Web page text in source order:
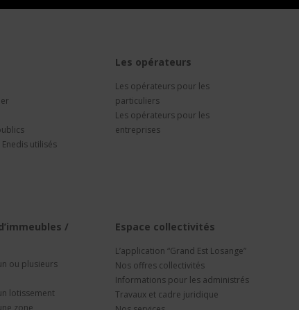
utilisés
Les opérateurs
Les opérateurs pour les
particuliers
Les opérateurs pour les
entreprises
/
ou plusieurs
lotissement
Espace collectivités
L’application “Grand Est Losange”
Nos offres collectivités
Informations pour les administrés
Travaux et cadre juridique